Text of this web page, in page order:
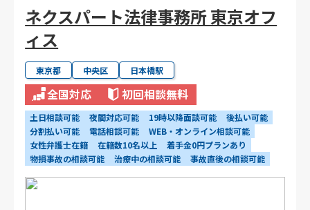
ネクスパート法律事務所 東京オフ
ィス
東京都 中央区 日本橋駅
全国対応 初回相談無料
土日相談可能 夜間対応可能 19時以降面談可能
後払い可能
分割払い可能
電話相談可能
WEB・オンライン相談可能
女性弁護士在籍
在籍数10名以上
着手金0円プランあり
物損事故の相談可能
治療中の相談可能 事故直後の相談可能